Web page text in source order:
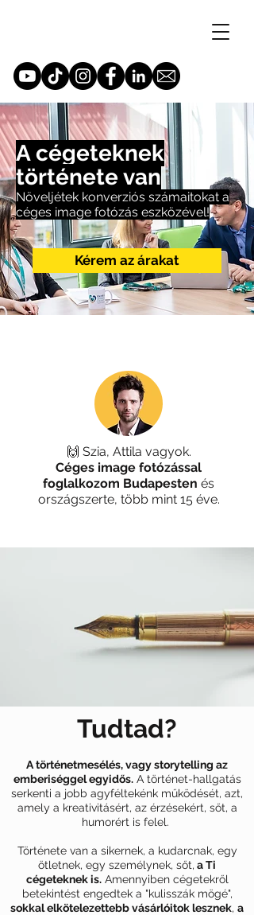
A cégeteknek
története van
Növeljétek konverziós számaitokat a
céges image fotózás eszközével!
Kérem az árakat
🙌 Szia, Attila vagyok.
Céges image fotózással
foglalkozom Budapesten és
országszerte, több mint 15 éve.
Tudtad?
A történetmesélés, vagy storytelling az
emberiséggel egyidős.A történet-hallgatás
serkenti a jobb agyféltekénk működését, azt,
amely a kreativitásért, az érzésekért, sőt, a
humorért is felel.
Története van a sikernek, a kudarcnak, egy
ötletnek, egy személynek, sőt, a Ti
cégeteknek is.Amennyiben cégetekről
betekintést engedtek a "kulisszák mögé",
sokkal elkötelezettebb vásárlóitok lesznek, a